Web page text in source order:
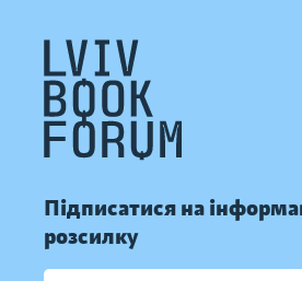
Підписатися на
розсилку